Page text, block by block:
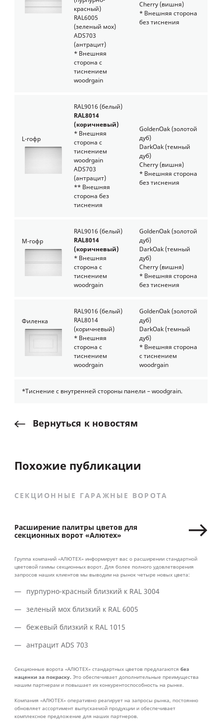
красный)
RAL6005
(зеленый мох)
ADS703
(антрацит)
* Внешняя
сторона с
тиснением
woodrgain
Cherry (вишня)
* Внешняя сторона
без тиснения
L-гофр
RAL9016 (белый)
RAL8014
(коричневый)
* Внешняя
сторона с
тиснением
woodrgain
ADS703
(антрацит)
** Внешняя
сторона без
тиснения
GoldenOak(золотой
дуб)
DarkOak(темный
дуб)
Cherry(вишня)
* Внешняя сторона
без тиснения
М-гофр
RAL9016 (белый)
RAL8014
(коричневый)
* Внешняя
сторона с
тиснением
woodrgain
GoldenOak(золотой
дуб)
DarkOak(темный
дуб)
Cherry(вишня)
* Внешняя сторона
без тиснения
Филенка
RAL9016 (белый)
RAL8014
(коричневый)
* Внешняя
сторона с
тиснением
woodrgain
GoldenOak(золотой
дуб)
DarkOak(темный
дуб)
* Внешняя сторона
с тиснением
woodrgain
*Тиснение с внутренней стороны панели –woodgrain.
Вернуться к новостям
Похожие публикации
СЕКЦИОННЫЕ ГАРАЖНЫЕ ВОРОТА
Расширение палитры цветов для
секционных ворот «Алютех»
Группа компаний «АЛЮТЕХ» информирует вас о расширении стандартной
цветовой гаммы секционных ворот. Для более полного удовлетворения
запросов наших клиентов мы выводим на рынок четыре новых цвета:
пурпурно-красный близкий к RAL 3004
зеленый мох близкий к RAL 6005
бежевый близкий к RAL 1015
антрацит ADS 703
Секционные ворота «АЛЮТЕХ» стандартных цветов предлагаются без
наценки за покраску. Это обеспечивает дополнительные преимущества
нашим партнерам и повышает их конкурентоспособность на рынке.
Компания «АЛЮТЕХ» оперативно реагирует на запросы рынка, постоянно
обновляет ассортимент выпускаемой продукции и обеспечивает
комплексное предложение для наших партнеров.